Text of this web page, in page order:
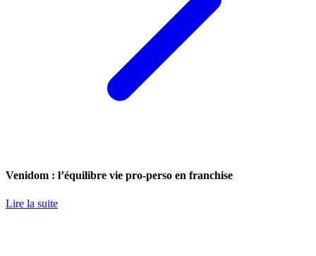
Venidom : l’équilibre vie pro-perso en franchise
Lire la suite